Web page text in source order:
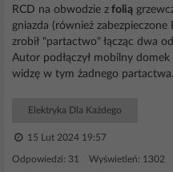
RCD na obwodzie z folią
gniazda (również
zrobił "partactwo" łącząc dwa
Autor podłączył mobilny
widzę w tym żadnego
Elektryka Dla Każdego
15 Lut 2024 19:57
Odpowiedzi: 31 Wyświetleń: 1302